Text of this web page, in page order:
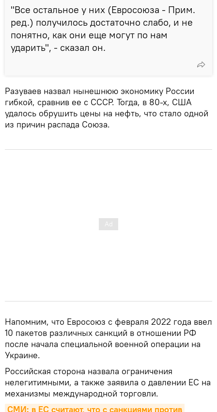
"Все остальное у них (Евросоюза - Прим.
ред.) получилось достаточно слабо, и не
понятно, как они еще могут по нам
ударить", - сказал он.
Разуваев назвал нынешнюю экономику России
гибкой, сравнив ее с СССР. Тогда, в 80-х, США
удалось обрушить цены на нефть, что стало одной
из причин распада Союза.
Напомним, что Евросоюз с февраля 2022 года ввел
10 пакетов различных санкций в отношении РФ
после начала специальной военной операции на
Украине.
Российская сторона назвала ограничения
нелегитимными, а также заявила о давлении ЕС на
механизмы международной торговли.
СМИ: в ЕС считают, что с санкциями против